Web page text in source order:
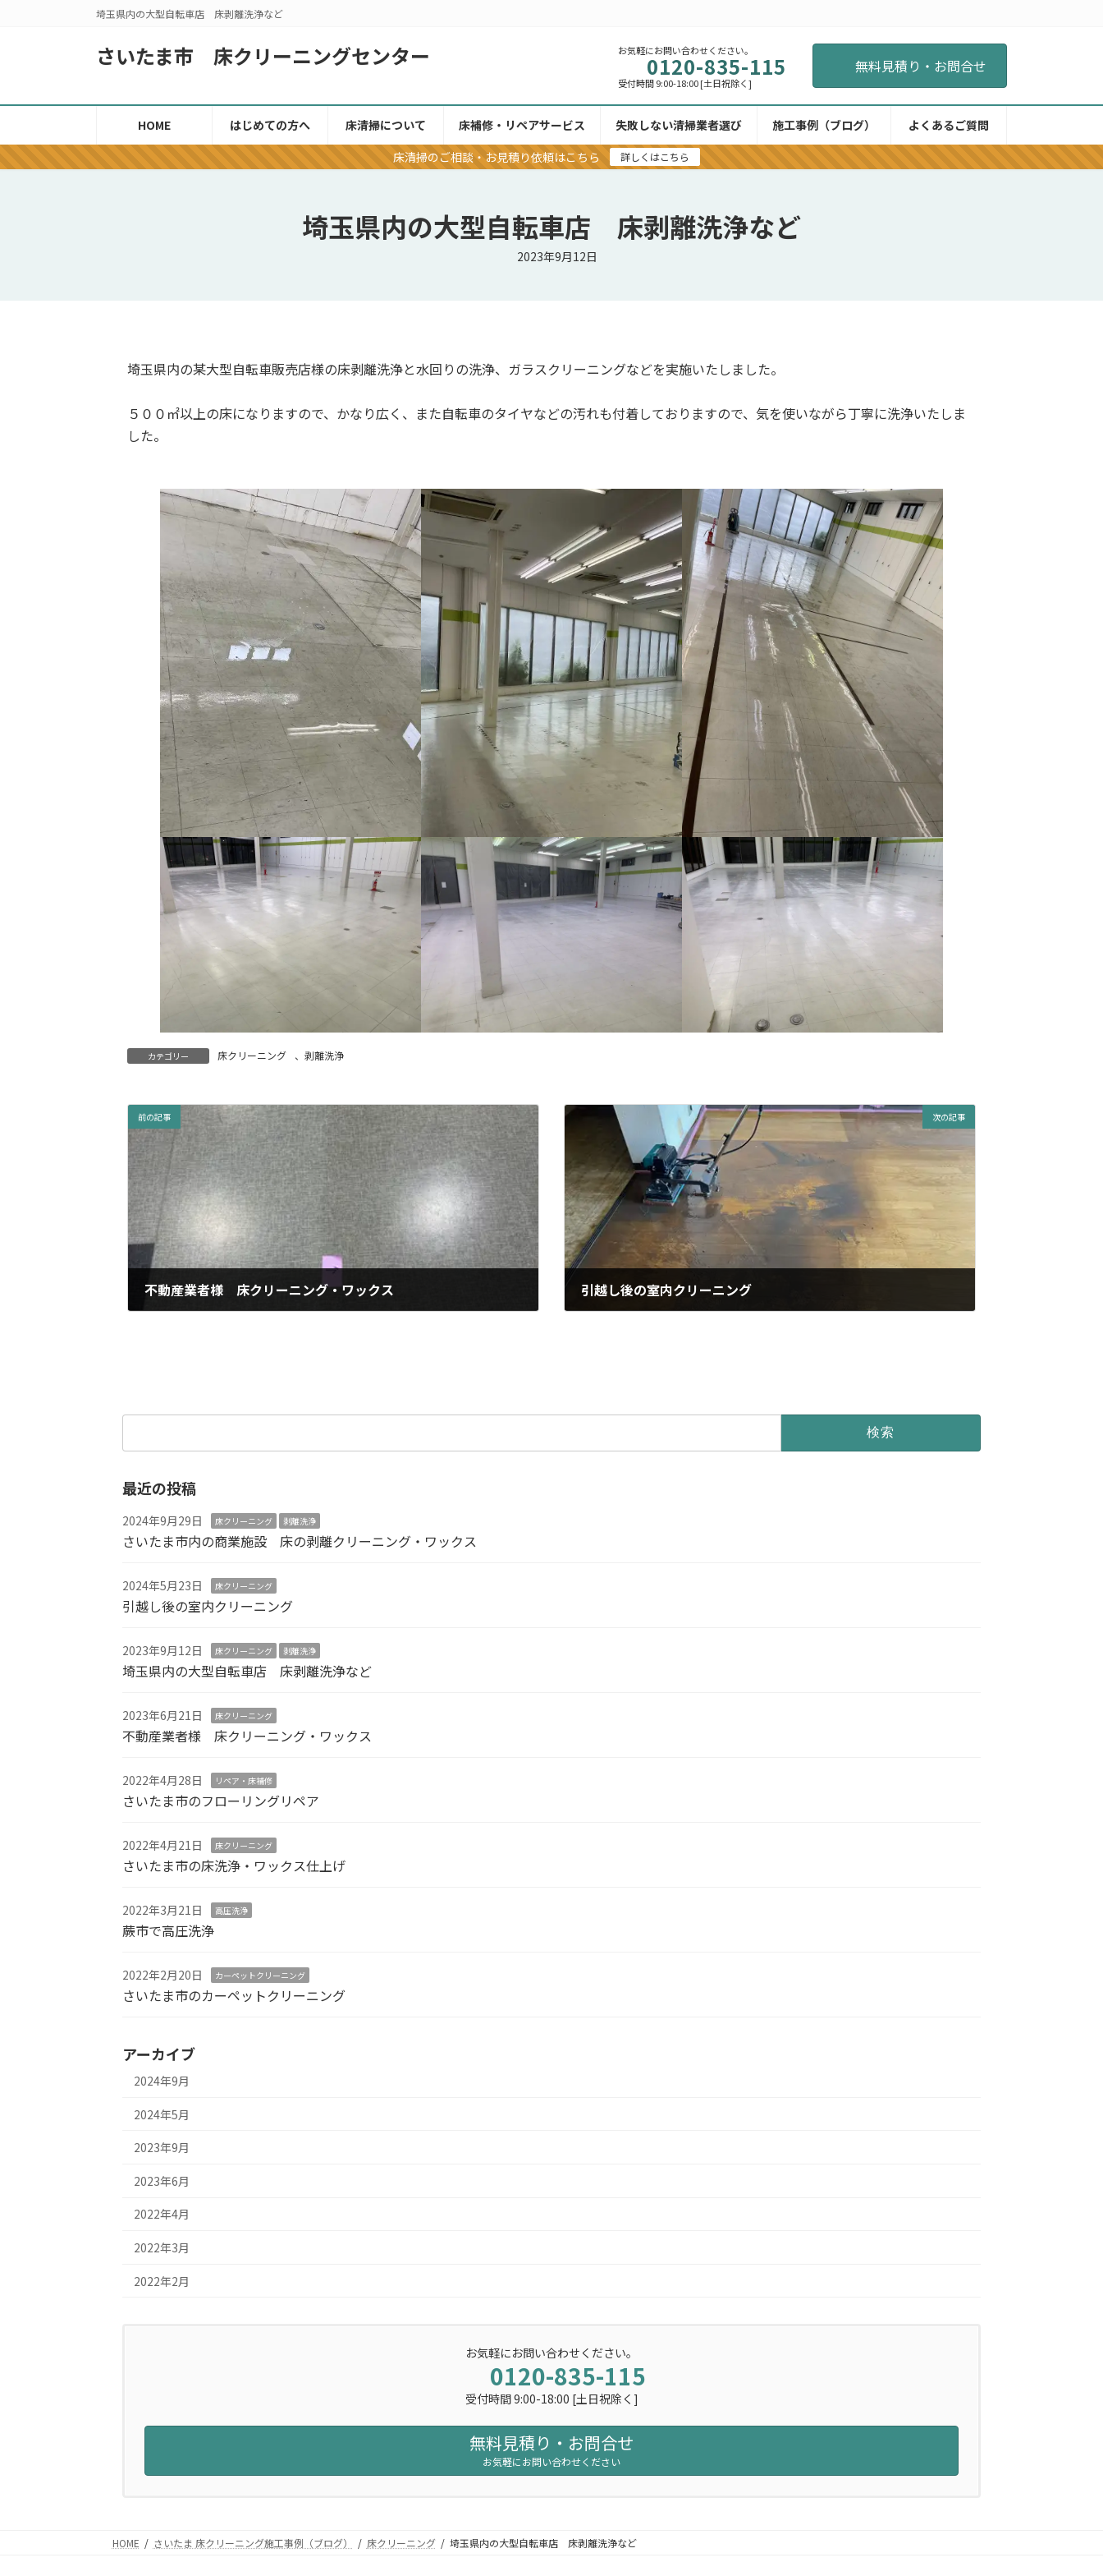
へ
キ
ッ
ョ
に
移
埼玉県内の大型自転車店 床剥離洗浄など
さいたま市 床クリーニングセンター お気軽にお問い合わせください。
0120-835-115
受付時間 9:00-18:00 [土日祝除く]
無料見積り・お問合せ
HOME はじめての方へ 床清掃について 床補修・リペアサービス 失敗しない清掃業者選び 施工事例（ブログ）
よくあるご質問
床清掃のご相談・お見積り依頼はこちら
詳しくはこちら
埼玉県内の大型自転車店 床剥離洗浄など
2023年9月12日
埼玉県内の某大型自転車販売店様の床剥離洗浄と水回りの洗浄、ガラスクリーニングなどを実施いたしました。
５００㎡以上の床になりますので、かなり広く、また自転車のタイヤなどの汚れも付着しておりますので、気を使いながら丁寧に洗浄いたしま
した。
カテゴリー 床クリーニング 、 剥離洗浄
前の記事
不動産業者様 床クリーニング・ワックス
次の記事
引越し後の室内クリーニング
最近の投稿
2024年9月29日 床クリーニング 剥離洗浄
さいたま市内の商業施設 床の剥離クリーニング・ワックス
2024年5月23日 床クリーニング
引越し後の室内クリーニング
2023年9月12日 床クリーニング 剥離洗浄
埼玉県内の大型自転車店 床剥離洗浄など
2023年6月21日 床クリーニング
不動産業者様 床クリーニング・ワックス
2022年4月28日 リペア・床補修
さいたま市のフローリングリペア
2022年4月21日 床クリーニング
さいたま市の床洗浄・ワックス仕上げ
2022年3月21日 高圧洗浄
蕨市で高圧洗浄
2022年2月20日 カーペットクリーニング
さいたま市のカーペットクリーニング
アーカイブ
2024年9月
2024年5月
2023年9月
2023年6月
2022年4月
2022年3月
2022年2月
お気軽にお問い合わせください。
0120-835-115
受付時間 9:00-18:00 [土日祝除く]
無料見積り・お問合せ
お気軽にお問い合わせください
HOME さいたま 床クリーニング施工事例（ブログ） 床クリーニング 埼玉県内の大型自転車店 床剥離洗浄など